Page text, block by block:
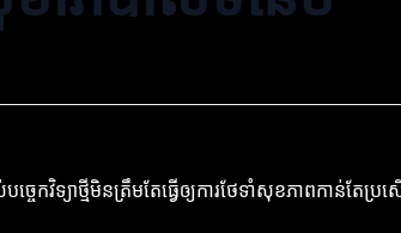
ាថ្មីមិនត្រឹមតែធ្វើឲ្យការថែទាំសុខភាពកាន់តែប្រសើរ